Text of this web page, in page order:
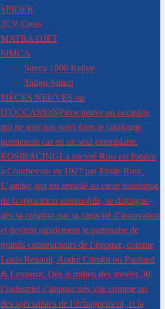
SPIDER
2CV Cross
MATRA DJET
SIMCA
Simca 1000 Rallye
Talbot-Simca
PIÈCES NEUVES ou
D'OCCASIONPièce neuve ou occasion
qui ne sont pas suivi dans le catalogue
permanent car en un seul exemplaire.
ROSIRACINGLa société Rosi est fondée
à Courbevoie en 1927 par Emile Rosi .
L’atelier, qui est installé au cœur historique
de la réparation automobile, se distingue
dès sa création par sa capacité d’innovation
et devient rapidement le partenaire de
grands constructeurs de l’époque, comme
Louis Renault, André Citroën ou Panhard
& Levassor. Dès le milieu des années 30,
l’industriel s’impose très vite comme un
des spécialistes de l’échappement, et la